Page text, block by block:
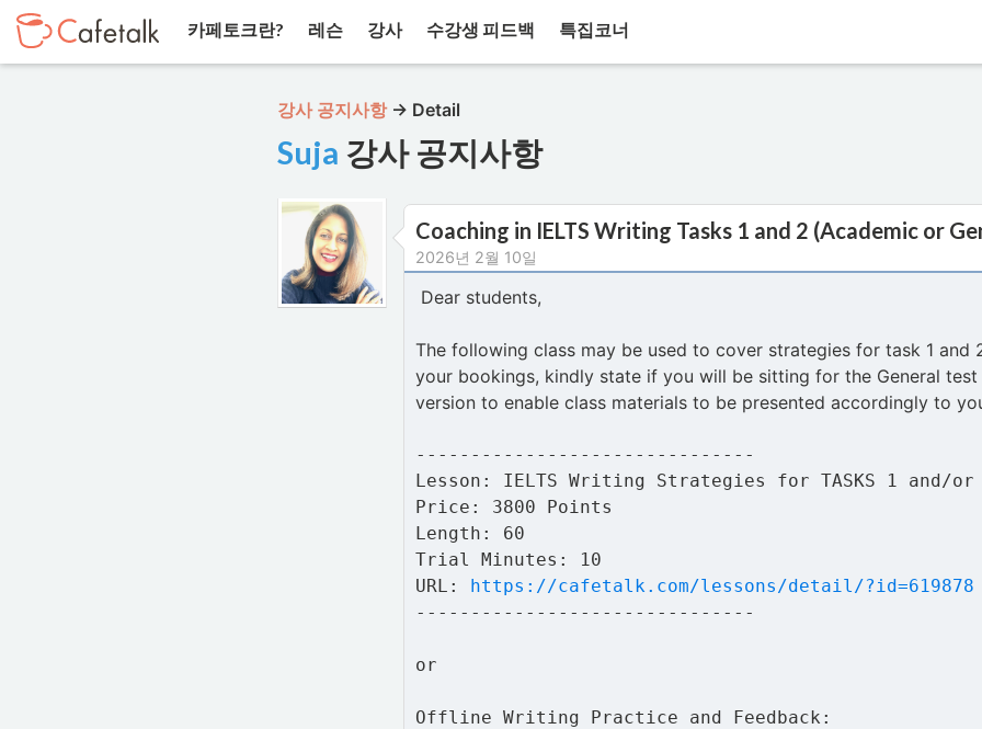
카페토크란? 레슨 강사 수강생 피드백 특집코너
강사 공지사항 → Detail
Suja 강사 공지사항
Coaching in IELTS Writing Tasks 1 and 2 (Academic or
2026년 2월 10일
Dear students,
The following class may be used to cover strategies for task 1 and
your bookings, kindly state if you will be sitting for the General
version to enable class materials to be presented accordingly to
-------------------------------
Lesson: IELTS Writing Strategies for TASKS 1 and/or
Price: 3800 Points
Length: 60
Trial Minutes: 10
URL: https://cafetalk.com/lessons/detail/?id=619878
-------------------------------
or
Offline Writing Practice and Feedback: